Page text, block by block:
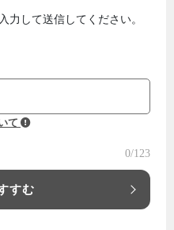
力して送信してください。
て
0/123
すむ